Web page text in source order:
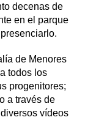
decenas de
en el parque
de Menores
todos los
progenitores;
a través de
vídeos